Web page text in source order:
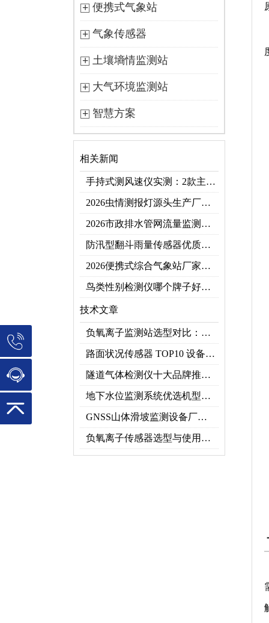
便携式气象站
气象传感器
土壤墒情监测站
大气环境监测站
智慧方案
相关新闻
手持式测风速仪实测：2款主流型号参数对比+3类应用场景
2026虫情测报灯源头生产厂家优选推荐：云境天合
2026市政排水管网流量监测系统top10推荐榜：高精度+多维度监测管网环境
防汛型翻斗雨量传感器优质厂家 TOP5 榜首
2026便携式综合气象站厂家排行！应急临时建站首选双品牌
鸟类性别检测仪哪个牌子好？2026禽类性别快速鉴别设备品牌推荐
技术文章
负氧离子监测站选型对比：云境天合 TH-FZ5 与天蔚 TW-FZ4 推荐
路面状况传感器 TOP10 设备推荐榜单
隧道气体检测仪十大品牌推荐榜单（2026行业TOP10）
地下水位监测系统优选机型：TH-DSW2深井地下水智能在线监测解决方案
GNSS山体滑坡监测设备厂家实力排行｜2026地质灾害监测优选
负氧离子传感器选型与使用，看这一篇就够了！